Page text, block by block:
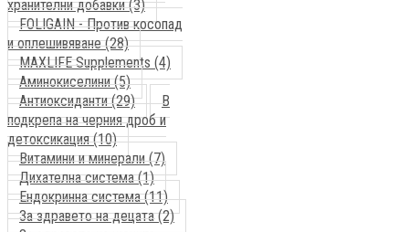
хранителни добавки (3)
FOLIGAIN - Против косопад
и оплешивяване (28)
MAXLIFE Supplements (4)
Аминокиселини (5)
Антиоксиданти (29)
В
подкрепа на черния дроб и
детоксикация (10)
Витамини и минерали (7)
Дихателна система (1)
Ендокринна система (11)
За здравето на децата (2)